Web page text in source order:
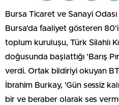
Bursa Ticaret ve Sanayi
Bursa'da faaliyet gösteren 80'i
toplum kuruluşu, Türk Silahlı
doğusunda başlattığı 'Barış
verdi. Ortak bildiriyi okuyan
İbrahim Burkay, 'Gün sessiz
bir ve beraber olarak ses